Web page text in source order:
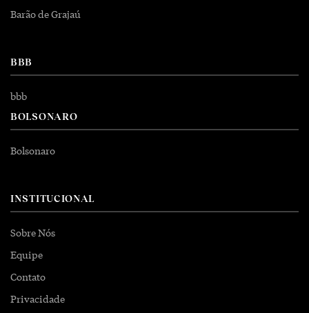
Barão de Grajaú
BBB
bbb
BOLSONARO
Bolsonaro
INSTITUCIONAL
Sobre Nós
Equipe
Contato
Privacidade